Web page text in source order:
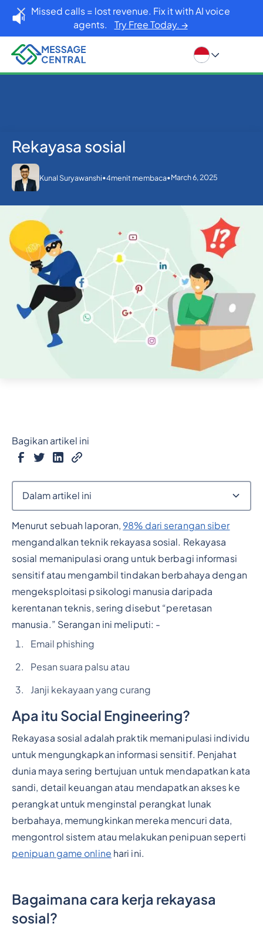
Missed calls = lost revenue. Fix it with AI voice
agents. Try Free Today. →
Rumah Blog Lainnya
Rekayasa sosial
Kunal Suryawanshi•4menit membaca•March 6, 2025
Menurut sebuah laporan, 98% dari serangan siber
mengandalkan teknik rekayasa sosial. Rekayasa
sosial memanipulasi orang untuk berbagi informasi
sensitif atau mengambil tindakan berbahaya dengan
mengeksploitasi psikologi manusia daripada
kerentanan teknis, sering disebut “peretasan
manusia.” Serangan ini meliputi: -
Email phishing
Pesan suara palsu atau
Janji kekayaan yang curang
Apa itu Social Engineering?
Rekayasa sosial adalah praktik memanipulasi individu
untuk mengungkapkan informasi sensitif. Penjahat
dunia maya sering bertujuan untuk mendapatkan kata
sandi, detail keuangan atau mendapatkan akses ke
perangkat untuk menginstal perangkat lunak
berbahaya, memungkinkan mereka mencuri data,
mengontrol sistem atau melakukan penipuan seperti
penipuan game online hari ini.
Bagaimana cara kerja rekayasa
sosial?
Bagikan artikel ini
Dalam artikel ini
Judul 2